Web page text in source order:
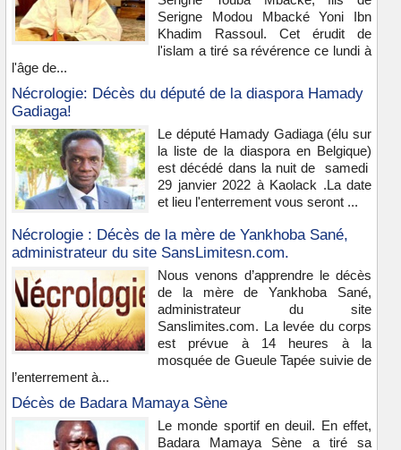
Serigne Modou Mbacké Yoni Ibn
Khadim Rassoul. Cet érudit de
l'islam a tiré sa révérence ce lundi à
l'âge de...
Nécrologie: Décès du député de la diaspora Hamady
Gadiaga!
Le député Hamady Gadiaga (élu sur
la liste de la diaspora en Belgique)
est décédé dans la nuit de samedi
29 janvier 2022 à Kaolack .La date
et lieu l'enterrement vous seront ...
Nécrologie : Décès de la mère de Yankhoba Sané,
administrateur du site SansLimitesn.com.
Nous venons d’apprendre le décès
de la mère de Yankhoba Sané,
administrateur du site
Sanslimites.com. La levée du corps
est prévue à 14 heures à la
mosquée de Gueule Tapée suivie de
l’enterrement à...
Décès de Badara Mamaya Sène
Le monde sportif en deuil. En effet,
Badara Mamaya Sène a tiré sa